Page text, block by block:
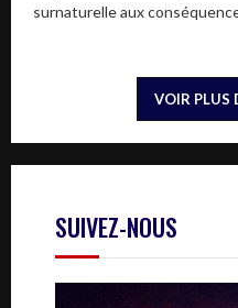
surnaturelle aux
VOIR PLUS
SUIVEZ-NOUS